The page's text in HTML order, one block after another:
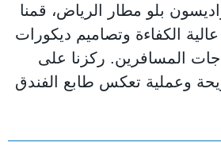
بلو مطار الرياض، قمنا
الكفاءة وتصاميم ديكورات
المسافرين. ركزنا على
وعملية تعكس طابع الفندق